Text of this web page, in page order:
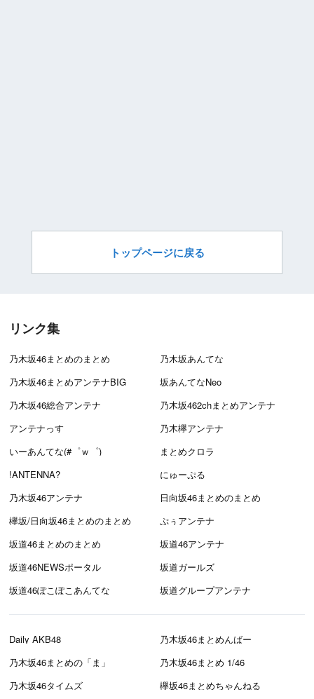
トップページに戻る
リンク集
乃木坂46まとめのまとめ
乃木坂あんてな
乃木坂46まとめアンテナBIG
坂あんてなNeo
乃木坂46総合アンテナ
乃木坂462chまとめアンテナ
アンテナっす
乃木欅アンテナ
いーあんてな(#゜ｗ゜)
まとめクロラ
!ANTENNA?
にゅーぷる
乃木坂46アンテナ
日向坂46まとめのまとめ
欅坂/日向坂46まとめのまとめ
ぷぅアンテナ
坂道46まとめのまとめ
坂道46アンテナ
坂道46NEWSポータル
坂道ガールズ
坂道46ぽこぽこあんてな
坂道グループアンテナ
Daily AKB48
乃木坂46まとめんばー
乃木坂46まとめの「ま」
乃木坂46まとめ 1/46
乃木坂46タイムズ
欅坂46まとめちゃんねる